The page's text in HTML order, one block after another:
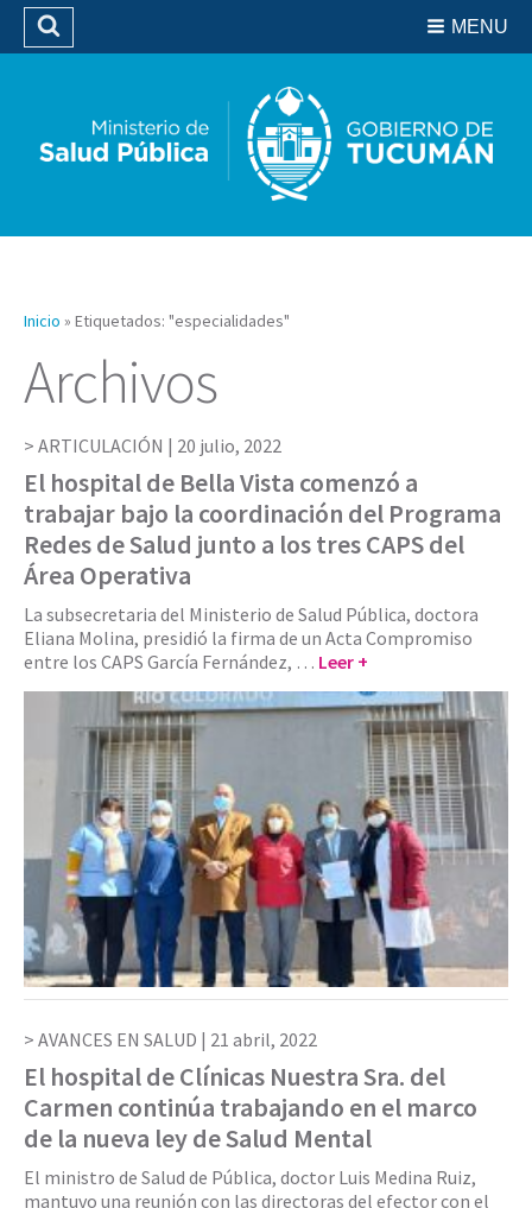
Biblioteca
MENU
Buscar
Inicio » Etiquetados: "especialidades"
Archivos
ARTICULACIÓN | 20 julio, 2022
El hospital de Bella Vista comenzó a
trabajar bajo la coordinación del Programa
Redes de Salud junto a los tres CAPS del
Área Operativa
La subsecretaria del Ministerio de Salud Pública, doctora
Eliana Molina, presidió la firma de un Acta Compromiso
entre los CAPS García Fernández, … Leer +
AVANCES EN SALUD | 21 abril, 2022
El hospital de Clínicas Nuestra Sra. del
Carmen continúa trabajando en el marco
de la nueva ley de Salud Mental
El ministro de Salud de Pública, doctor Luis Medina Ruiz,
mantuvo una reunión con las directoras del efector con el